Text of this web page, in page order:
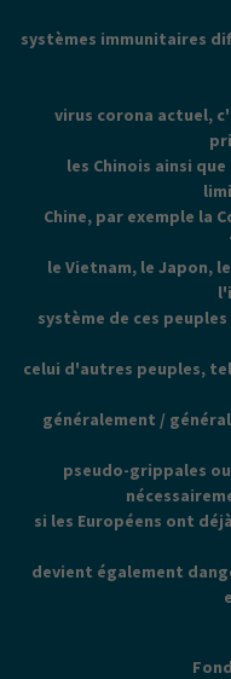
systèmes immunitaires
virus corona actuel,
les Chinois ainsi
Chine, par exemple la
le Vietnam, le Japon,
système de ces
celui d'autres peuples,
généralement /
pseudo-grippales
si les Européens ont
devient également